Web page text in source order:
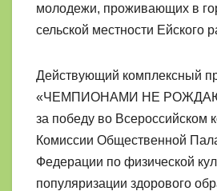
молодежи, проживающих в
сельской местности Ейского
Действующий комплексный
«ЧЕМПИОНАМИ НЕ
за победу во Всероссийском
Комиссии Общественной
Федерации по физической
популяризации здорового